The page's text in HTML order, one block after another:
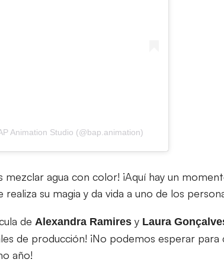
Animation Studio (@bap.animation)
mezclar agua con color! ¡Aquí hay un
realiza su magia y da vida a uno de los
de Alexandra Ramires y Laura
de producción! ¡No podemos esperar
año!